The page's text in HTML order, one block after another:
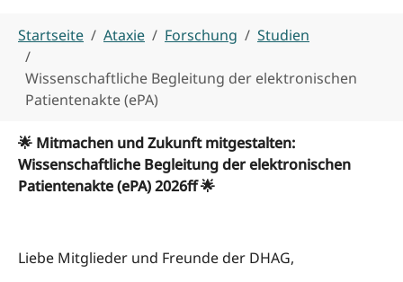
Startseite Ataxie Forschung Studien
Wissenschaftliche Begleitung der elektronischen
Patientenakte (ePA)
🌟 Mitmachen und Zukunft mitgestalten:
Wissenschaftliche Begleitung der elektronischen
Patientenakte (ePA) 2026ff 🌟
Liebe Mitglieder und Freunde der DHAG,